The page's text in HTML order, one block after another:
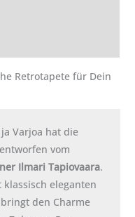
Retrotapete für Dein
Varjoa hat die
vom
Ilmari Tapiovaara.
klassisch eleganten
den Charme